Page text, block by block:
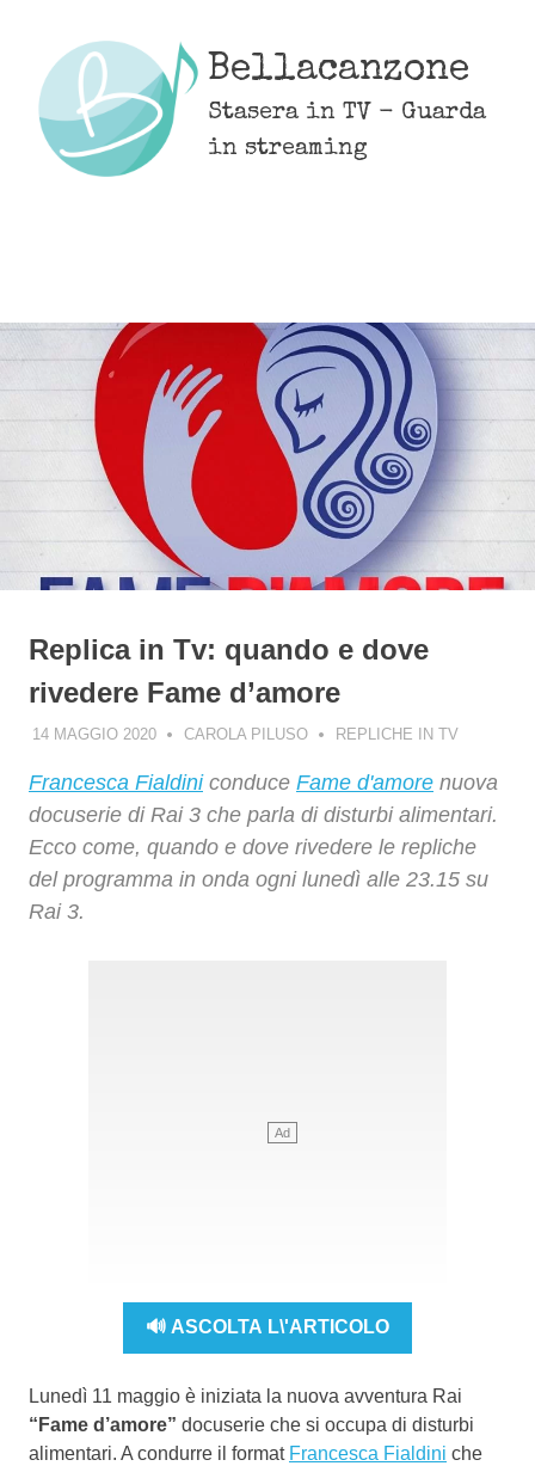
content
Bellacanzone
Stasera in TV - Guarda
in streaming
Replica in Tv: quando e dove
rivedere Fame d’amore
14 MAGGIO 2020 CAROLA PILUSO REPLICHE IN TV
Francesca Fialdiniconduce Fame d'amore nuova
docuserie di Rai 3 che parla di disturbi alimentari.
Ecco come, quando e dove rivedere le repliche
del programma in onda ogni lunedì alle 23.15 su
Rai 3.
🔊 ASCOLTA L\'ARTICOLO
Lunedì 11 maggio è iniziata la nuova avventura Rai
“Fame d’amore” docuserie che si occupa di disturbi
alimentari. A condurre il format Francesca Fialdini che